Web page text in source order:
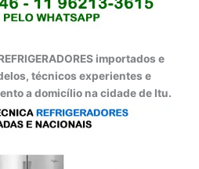
importados e
técnicos experientes e
a domicílio na cidade de Itu.